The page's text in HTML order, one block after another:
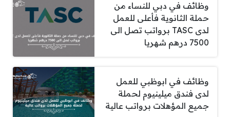
وظائف في دبي للنساء من
حملة الثانوية فأعلى للعمل
لدى TASC برواتب تصل الى
7500 درهم شهريا
وظائف في ابوظبي للعمل
لدى فندق ميلينيوم لحملة
جميع المؤهلات برواتب عالية